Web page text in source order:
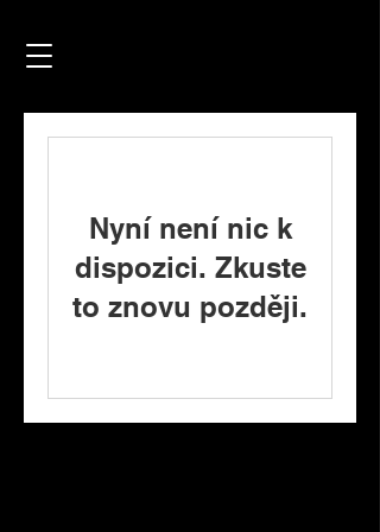
Nyní není nic k
dispozici. Zkuste
to znovu později.